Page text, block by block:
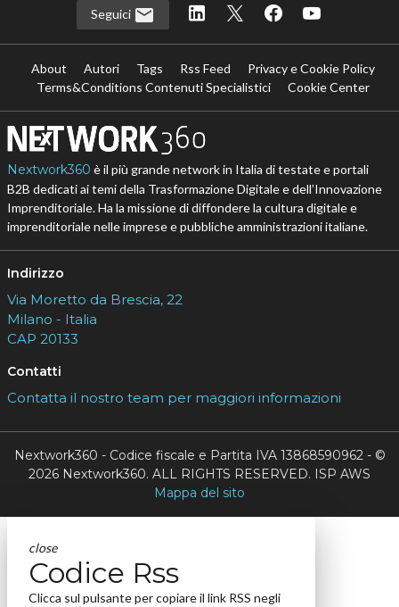
Seguici
About Autori Tags Rss Feed
Privacy e Cookie Policy
Terms&Conditions Contenuti Specialistici
Cookie Center
Nextwork360 è il più grande network in Italia di testate e portali
B2B dedicati ai temi della Trasformazione Digitale e dell’Innovazione
Imprenditoriale. Ha la missione di diffondere la cultura digitale e
imprenditoriale nelle imprese e pubbliche amministrazioni italiane.
Indirizzo
Via Moretto da Brescia, 22
Milano - Italia
CAP 20133
Contatti
Contatta il nostro team per maggiori informazioni
Nextwork360 - Codice fiscale e Partita IVA 13868590962 - ©
2026 Nextwork360. ALL RIGHTS RESERVED. ISP AWS
Mappa del sito
close
Codice Rss
Clicca sul pulsante per copiare il link RSS negli